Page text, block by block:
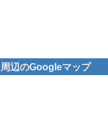
辺のGoogleマップ